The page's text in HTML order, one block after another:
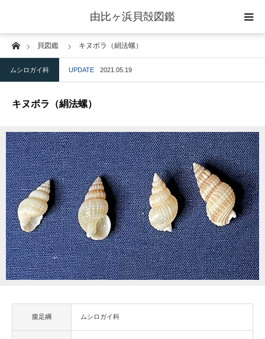
由比ヶ浜貝殻図鑑
Home貝図鑑 キヌボラ（絹法螺）
ムシロガイ科 UPDATE 2021.05.19
キヌボラ（絹法螺）
腹足綱 ムシロガイ科
home
二枚貝綱
ウニ綱
gallery
blog